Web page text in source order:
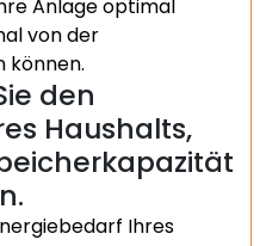
Anlage optimal
von der
können.
den
Haushalts,
Ihres